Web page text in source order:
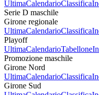
UltimaCalendarioClassifica
Serie D maschile
Girone regionale
UltimaCalendarioClassifica
Playoff
UltimaCalendarioTabellone
Promozione maschile
Girone Nord
UltimaCalendarioClassifica
Girone Sud